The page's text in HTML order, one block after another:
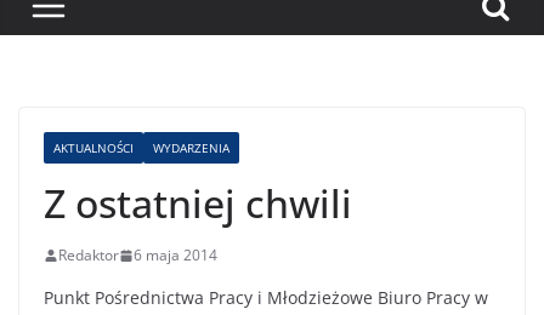
AKTUALNOŚCI WYDARZENIA
Z ostatniej chwili
Redaktor 6 maja 2014
Punkt Pośrednictwa Pracy i Młodzieżowe Biuro Pracy w